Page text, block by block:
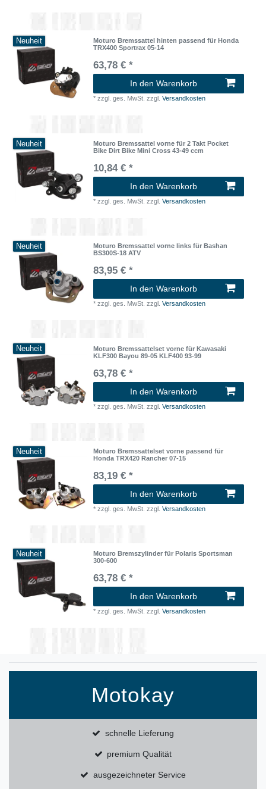
Neuheit
Moturo Bremssattel hinten passend für Honda
TRX400 Sportrax 05-14
63,78 € *
In den Warenkorb
*zzgl. ges. MwSt. zzgl.Versandkosten
Neuheit
Moturo Bremssattel vorne für 2 Takt Pocket
Bike Dirt Bike Mini Cross 43-49 ccm
10,84 € *
In den Warenkorb
*zzgl. ges. MwSt. zzgl.Versandkosten
Neuheit
Moturo Bremssattel vorne links für Bashan
BS300S-18 ATV
83,95 € *
In den Warenkorb
*zzgl. ges. MwSt. zzgl.Versandkosten
Neuheit
Moturo Bremssattelset vorne für Kawasaki
KLF300 Bayou 89-05 KLF400 93-99
63,78 € *
In den Warenkorb
*zzgl. ges. MwSt. zzgl.Versandkosten
Neuheit
Moturo Bremssattelset vorne passend für
Honda TRX420 Rancher 07-15
83,19 € *
In den Warenkorb
*zzgl. ges. MwSt. zzgl.Versandkosten
Neuheit
Moturo Bremszylinder für Polaris Sportsman
300-600
63,78 € *
In den Warenkorb
*zzgl. ges. MwSt. zzgl.Versandkosten
Motokay
schnelle Lieferung
premium Qualität
ausgezeichneter Service